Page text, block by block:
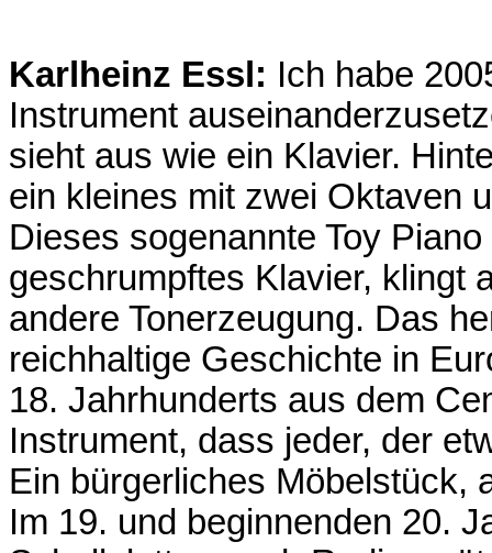
Karlheinz Essl: Ich habe
Instrument
sieht aus wie ein Klavier.
ein kleines mit zwei Oktaven
Dieses sogenannte Toy
geschrumpftes Klavier, klingt
andere Tonerzeugung. Das
reichhaltige Geschichte in
18. Jahrhunderts aus dem
Instrument, dass jeder, der
Ein bürgerliches Möbelstück,
Im 19. und beginnenden 20.